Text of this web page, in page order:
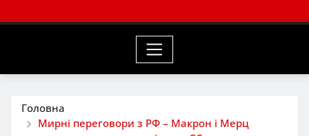
Головна
Мирні переговори з РФ – Макрон і Мерц